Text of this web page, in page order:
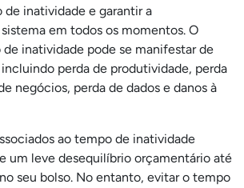
inatividade e garantir a
em todos os momentos. O
inatividade pode se manifestar de
perda de produtividade, perda
negócios, perda de dados e danos à
ao tempo de inatividade
um leve desequilíbrio orçamentário até
seu bolso. No entanto, evitar o tempo